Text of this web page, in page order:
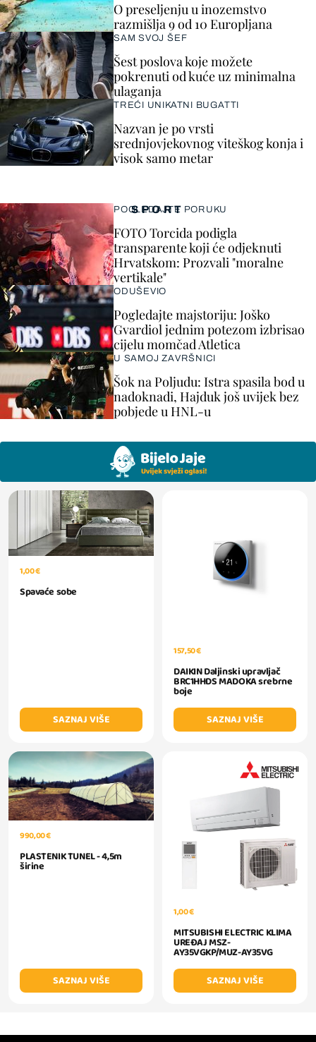
SPORT
POGLEDAJTE PORUKU
FOTO Torcida podigla
transparente koji će odjeknuti
Hrvatskom: Prozvali "moralne
vertikale"
ODUŠEVIO
Pogledajte majstoriju: Joško
Gvardiol jednim potezom izbrisao
cijelu momčad Atletica
U SAMOJ ZAVRŠNICI
Šok na Poljudu: Istra spasila bod u
nadoknadi, Hajduk još uvijek bez
pobjede u HNL-u
O preseljenju u inozemstvo
razmišlja 9 od 10 Europljana
SAM SVOJ ŠEF
Šest poslova koje možete
pokrenuti od kuće uz minimalna
ulaganja
TREĆI UNIKATNI BUGATTI
Nazvan je po vrsti
srednjovjekovnog viteškog konja i
visok samo metar
1,00 €
Spavaće sobe
SAZNAJ VIŠE
157,50 €
DAIKIN Daljinski upravljač
BRC1HHDS MADOKA srebrne
boje
SAZNAJ VIŠE
990,00 €
PLASTENIK TUNEL - 4,5m
širine
SAZNAJ VIŠE
1,00 €
MITSUBISHI ELECTRIC KLIMA
UREĐAJ MSZ-
AY35VGKP/MUZ-AY35VG
SAZNAJ VIŠE